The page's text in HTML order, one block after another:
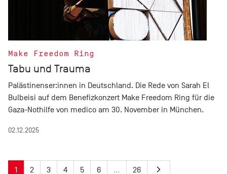
Make Freedom Ring
Tabu und Trauma
Palästinenser:innen in Deutschland. Die Rede von Sarah El
Bulbeisi auf dem Benefizkonzert Make Freedom Ring für die
Gaza-Nothilfe von medico am 30. November in München.
02.12.2025
1 2 3 4 5 6 … 26